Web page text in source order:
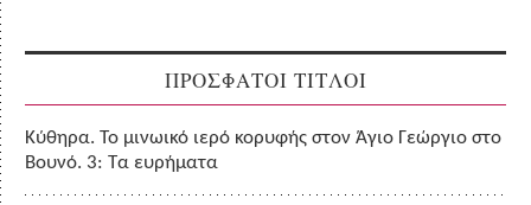
ΠΡΟΣΦΑΤΟΙ ΤΙΤΛΟΙ
Κύθηρα. Το μινωικό ιερό κορυφής στον Άγιο Γεώργιο στο
Βουνό. 3: Τα ευρήματα